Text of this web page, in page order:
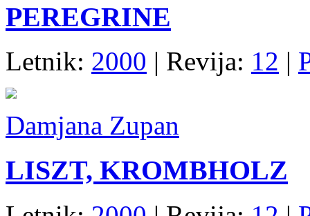
PEREGRINE
Letnik: 2000 | Revija: 12 |
Damjana Zupan
LISZT, KROMBHOLZ